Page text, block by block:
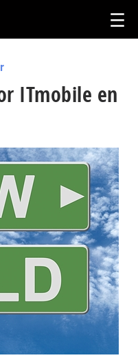
ITmobile en